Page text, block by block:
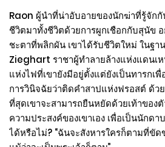
Raon ผู้นำที่น่าอับอายของนักฆ่าที่รู้จัก
ชีวิตมาทั้งชีวิตด้วยการผูกเชือกกับสุนัข
ชะตาที่พลิกผัน เขาได้รับชีวิตใหม่ ในฐ
Zieghart ราชาผู้ทำลายล้างแห่งแดนเ
แห่งไฟที่เขายังมีอยู่ตั้งแต่ยังเป็นทารกเพื่
การวินิจฉัยว่าติดคำสาปแห่งฟรอสต์ ด้ว
ที่สุดเขาจะสามารถยืนหยัดด้วยเท้าของ
ความประสงค์ของเขาเอง เพื่อเป็นนักด
ได้หรือไม่? “ฉันจะสังหารใครก็ตามที่ขั